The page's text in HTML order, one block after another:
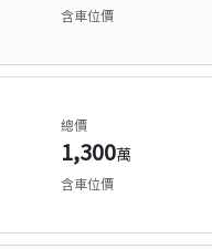
含車位價
總價
1,300萬
含車位價